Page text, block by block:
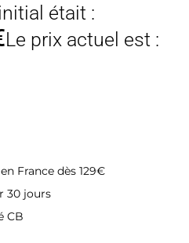
était :
Le prix actuel est :
France dès 129€
30 jours
CB